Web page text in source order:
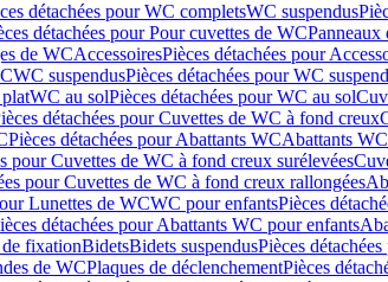
détachées pour WC completsWC suspendus
détachées pour Pour cuvettes de WCPanneaux
de WCAccessoiresPièces détachées pour
WC suspendusPièces détachées pour WC
WC au solPièces détachées pour WC au sol
détachées pour Cuvettes de WC à fond creux
Pièces détachées pour Abattants WCAbattants WC
pour Cuvettes de WC à fond creux surélevées
pour Cuvettes de WC à fond creux rallongées
Lunettes de WCWC pour enfantsPièces
détachées pour Abattants WC pour enfants
fixationBidetsBidets suspendusPièces
de WCPlaques de déclenchementPièces